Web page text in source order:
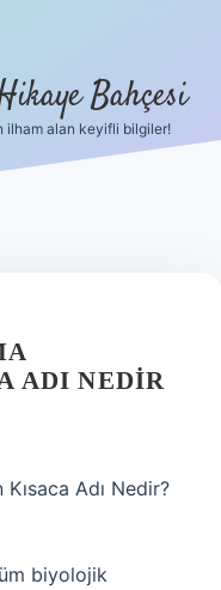
Bahçesi
ilham alan keyifli bilgiler!
ADI NEDIR
Adı Nedir?
biyolojik